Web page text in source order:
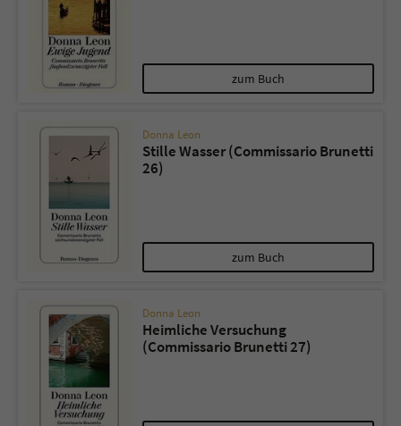
zum Buch
Donna Leon
Stille Wasser (Commissario Brunetti
26)
zum Buch
Donna Leon
Heimliche Versuchung
(Commissario Brunetti 27)